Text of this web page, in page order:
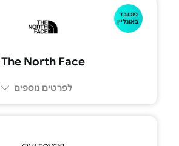
מכובד
באונליין
The North Face
לפרטים נוספים